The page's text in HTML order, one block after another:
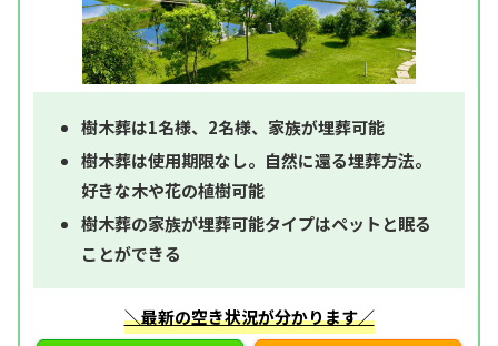
樹木葬は1名様、2名様、家族が埋葬可能
樹木葬は使用期限なし。自然に還る埋葬方法。
好きな木や花の植樹可能
樹木葬の家族が埋葬可能タイプはペットと眠る
ことができる
＼最新の空き状況が分かります／